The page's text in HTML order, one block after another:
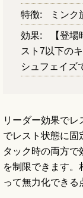
特徴:
ミンク
効果:
【登
スト7以下の
シュフェイズ
リーダー効果でレ
でレスト状態に固
タック時の両方で
を制限できます。
って無力化できる